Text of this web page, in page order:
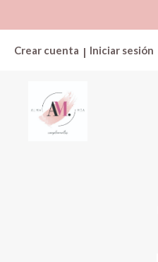
Crear cuenta | Iniciar sesión